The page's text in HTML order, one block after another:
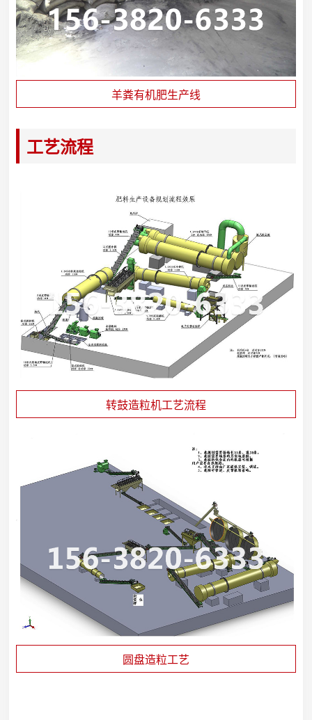
羊粪有机肥生产线
工艺流程
转鼓造粒机工艺流程
圆盘造粒工艺